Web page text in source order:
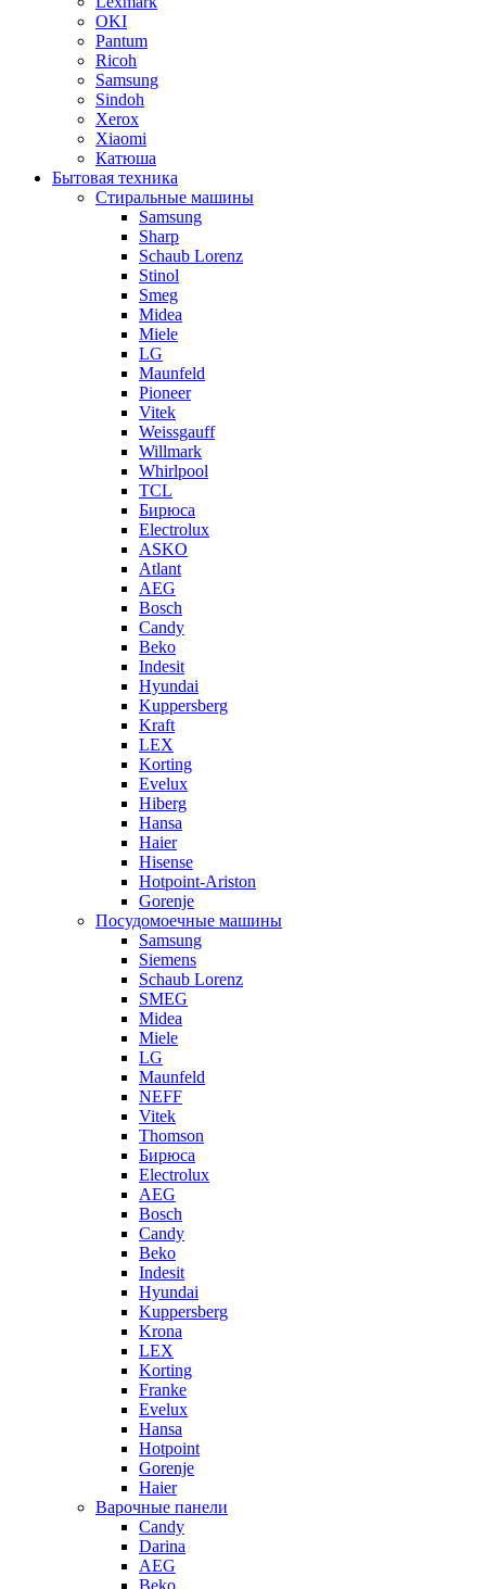
OKI
Pantum
Ricoh
Samsung
Sindoh
Xerox
Xiaomi
Катюша
Бытовая техника
Стиральные машины
Samsung
Sharp
Schaub Lorenz
Stinol
Smeg
Midea
Miele
LG
Maunfeld
Pioneer
Vitek
Weissgauff
Willmark
Whirlpool
TCL
Бирюса
Electrolux
ASKO
Atlant
AEG
Bosch
Candy
Beko
Indesit
Hyundai
Kuppersberg
Kraft
LEX
Korting
Evelux
Hiberg
Hansa
Haier
Hisense
Hotpoint-Ariston
Gorenje
Посудомоечные машины
Samsung
Siemens
Schaub Lorenz
SMEG
Midea
Miele
LG
Maunfeld
NEFF
Vitek
Thomson
Бирюса
Electrolux
AEG
Bosch
Candy
Beko
Indesit
Hyundai
Kuppersberg
Krona
LEX
Korting
Franke
Evelux
Hansa
Hotpoint
Gorenje
Haier
Варочные панели
Candy
Darina
AEG